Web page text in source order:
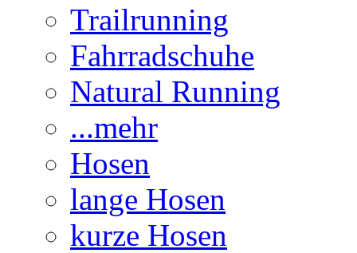
Trailrunning
Fahrradschuhe
Natural Running
...mehr
Hosen
lange Hosen
kurze Hosen